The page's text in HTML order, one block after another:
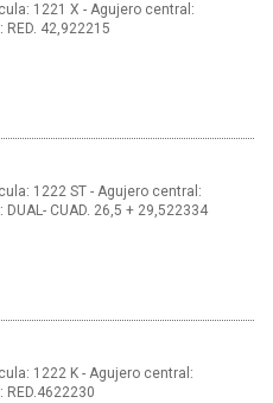
1221 X - Agujero central:
RED. 42,922215
1222 ST - Agujero central:
CUAD. 26,5 + 29,522334
1222 K - Agujero central:
RED.4622230